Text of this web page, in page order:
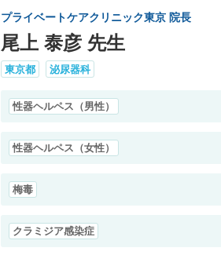
プライベートケアクリニック東京 院長
尾上 泰彦 先生
東京都 泌尿器科
性器ヘルペス（男性）
性器ヘルペス（女性）
梅毒
クラミジア感染症